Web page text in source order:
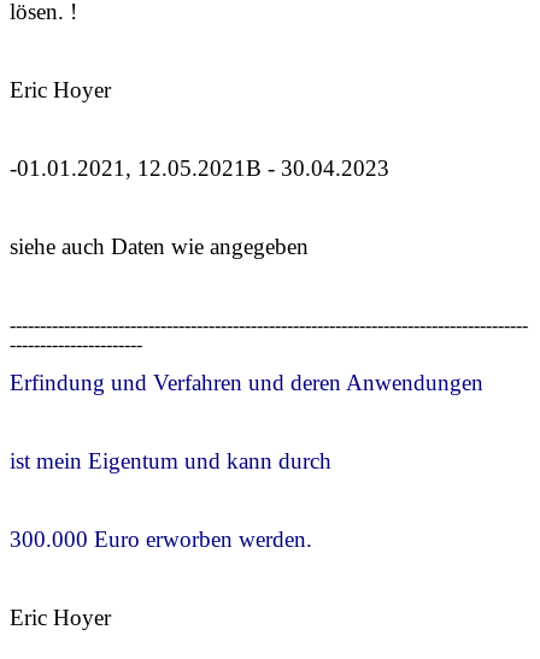
lösen. !
Eric Hoyer
-01.01.2021, 12.05.2021B - 30.04.2023
siehe auch Daten wie angegeben
--------------------------------------------------------------------------------------
----------------------
Erfindung und Verfahren und deren Anwendungen
ist mein Eigentum und kann durch
300.000 Euro erworben werden.
Eric Hoyer